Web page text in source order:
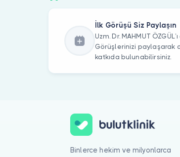
İlk Görüşü Siz Paylaşın
Uzm. Dr. MAHMUT
Görüşlerinizi paylaşarak
katkıda bulunabilirsiniz.
Binlerce hekim ve milyonlarca